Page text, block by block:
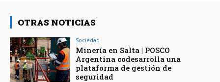
OTRAS NOTICIAS
Sociedad
Minería en Salta | POSCO
Argentina codesarrolla una
plataforma de gestión de
seguridad